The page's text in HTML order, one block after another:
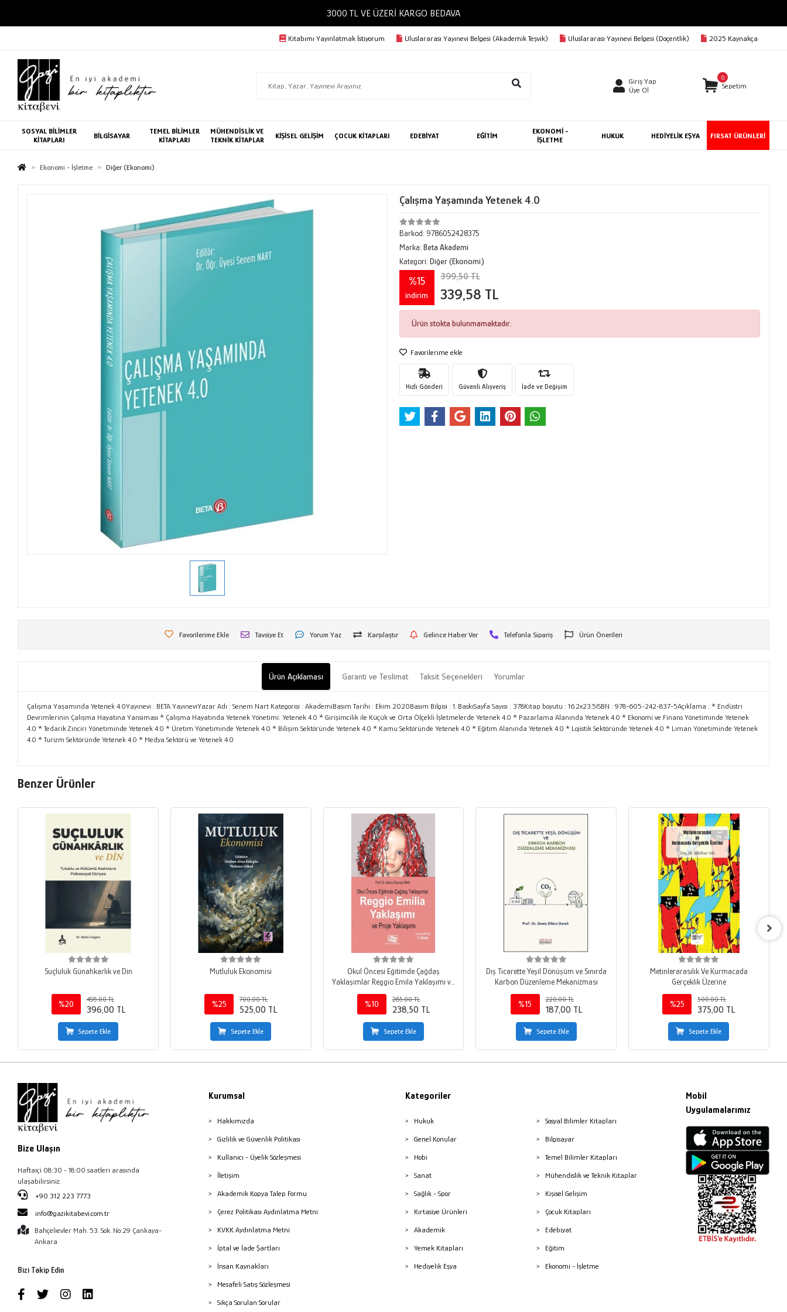
3000 TL VE ÜZERİ KARGO BEDAVA
Kitabımı Yayınlatmak İstiyorum Uluslararası Yayınevi Belgesi (Akademik Teşvik) Uluslararası Yayınevi Belgesi (Doçentlik) 2025 Kaynakça
Giriş Yap
Üye Ol
0
Sepetim
SOSYAL BİLİMLER
KİTAPLARI
BİLGİSAYAR
TEMEL BİLİMLER
KİTAPLARI
MÜHENDİSLİK VE
TEKNİK KİTAPLAR
KİŞİSEL GELİŞİM ÇOCUK KİTAPLARI EDEBİYAT EĞİTİM
EKONOMİ -
İŞLETME
HUKUK HEDİYELİK EŞYA FIRSAT ÜRÜNLERİ
Ekonomi - İşletme Diğer (Ekonomi)
Çalışma Yaşamında Yetenek 4.0
Barkod: 9786052428375
Marka: Beta Akademi
Kategori: Diğer (Ekonomi)
%15
indirim
399,50 TL
339,58 TL
Ürün stokta bulunmamaktadır.
Favorilerime ekle
Hızlı Gönderi Güvenli Alışveriş İade ve Değişim
Favorilerime Ekle Tavsiye Et Yorum Yaz Karşılaştır Gelince Haber Ver Telefonla Sipariş Ürün Önerileri
Ürün Açıklaması Garanti ve Teslimat Taksit Seçenekleri Yorumlar
Çalışma Yaşamında Yetenek 4.0Yayınevi : BETA YayıneviYazar Adı : Senem Nart Kategorisi : AkademiBasım Tarihi : Ekim 2020Basım Bilgisi : 1. BaskıSayfa Sayısı : 378Kitap boyutu : 16.2x23.5ISBN : 978-605-242-837-5Açıklama : * Endüstri
Devrimlerinin Çalışma Hayatına Yansıması * Çalışma Hayatında Yetenek Yönetimi: Yetenek 4.0 * Girişimcilik ile Küçük ve Orta Ölçekli İşletmelerde Yetenek 4.0 * Pazarlama Alanında Yetenek 4.0 * Ekonomi ve Finans Yönetiminde Yetenek
4.0 * Tedarik Zinciri Yönetiminde Yetenek 4.0 * Üretim Yönetiminde Yetenek 4.0 * Bilişim Sektöründe Yetenek 4.0 * Kamu Sektöründe Yetenek 4.0 * Eğitim Alanında Yetenek 4.0 * Lojistik Sektöründe Yetenek 4.0 * Liman Yönetiminde Yetenek
4.0 * Turizm Sektöründe Yetenek 4.0 * Medya Sektörü ve Yetenek 4.0
Benzer Ürünler
Suçluluk Günahkarlık ve Din
%20
495,00 TL
396,00 TL
Sepete Ekle
Mutluluk Ekonomisi
%25
700,00 TL
525,00 TL
Sepete Ekle
Okul Öncesi Eğitimde Çağdaş
Yaklaşımlar Reggio Emila Yaklaşımı ve
Proje Yaklaşımı
%10
265,00 TL
238,50 TL
Sepete Ekle
Dış Ticarette Yeşil Dönüşüm ve Sınırda
Karbon Düzenleme Mekanizması
%15
220,00 TL
187,00 TL
Sepete Ekle
Metinlerarasılık Ve Kurmacada
Gerçeklik Üzerine
%25
500,00 TL
375,00 TL
Sepete Ekle
Bize Ulaşın
Haftaiçi 08:30 - 18:00 saatleri arasında
ulaşabilirsiniz.
+90 312 223 7773
info@gazikitabevi.com.tr
Bahçelievler Mah. 53. Sok. No:29 Çankaya-
Ankara
Bizi Takip Edin
Kurumsal
Hakkımızda
Gizlilik ve Güvenlik Politikası
Kullanıcı - Üyelik Sözleşmesi
İletişim
Akademik Kopya Talep Formu
Çerez Politikası Aydınlatma Metni
KVKK Aydınlatma Metni
İptal ve İade Şartları
İnsan Kaynakları
Mesafeli Satış Sözleşmesi
Sıkça Sorulan Sorular
Kategoriler
Hukuk
Genel Konular
Hobi
Sanat
Sağlık - Spor
Kırtasiye Ürünleri
Akademik
Yemek Kitapları
Hediyelik Eşya
Sosyal Bilimler Kitapları
Bilgisayar
Temel Bilimler Kitapları
Mühendislik ve Teknik Kitaplar
Kişisel Gelişim
Çocuk Kitapları
Edebiyat
Eğitim
Ekonomi - İşletme
Mobil
Uygulamalarımız